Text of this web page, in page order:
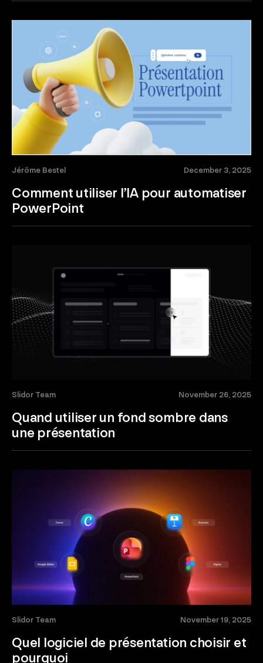
Jérôme Bestel December 3, 2025
Comment utiliser l’IA pour automatiser
PowerPoint
Slidor Team November 26, 2025
Quand utiliser un fond sombre dans
une présentation
Slidor Team November 19, 2025
Quel logiciel de présentation choisir et
pourquoi